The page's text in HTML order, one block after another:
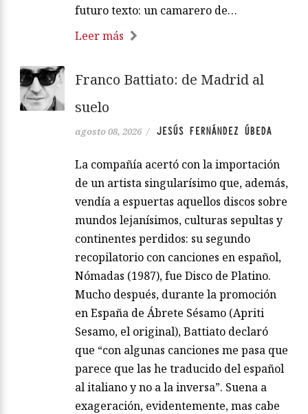
futuro texto: un camarero de…
Leer más
Franco Battiato: de Madrid al
suelo
agosto 08, 2026 / JESÚS FERNÁNDEZ ÚBEDA
La compañía acertó con la importación
de un artista singularísimo que, además,
vendía a espuertas aquellos discos sobre
mundos lejanísimos, culturas sepultas y
continentes perdidos: su segundo
recopilatorio con canciones en español,
Nómadas (1987), fue Disco de Platino.
Mucho después, durante la promoción
en España de Ábrete Sésamo (Apriti
Sesamo, el original), Battiato declaró
que “con algunas canciones me pasa que
parece que las he traducido del español
al italiano y no a la inversa”. Suena a
exageración, evidentemente, mas cabe